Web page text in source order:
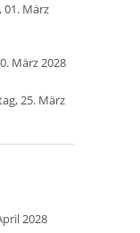
März
März 2028
25. März
2028